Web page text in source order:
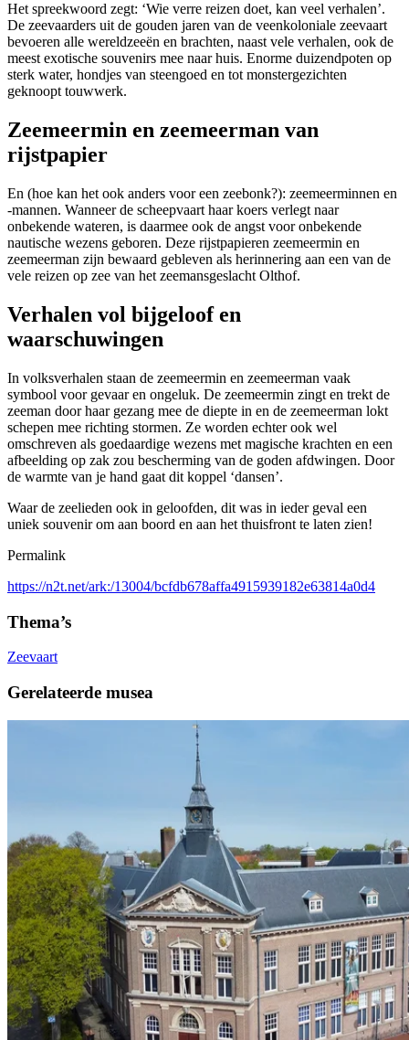
Het spreekwoord zegt: ‘Wie verre reizen doet, kan veel verhalen’.
De zeevaarders uit de gouden jaren van de veenkoloniale zeevaart
bevoeren alle wereldzeeën en brachten, naast vele verhalen, ook de
meest exotische souvenirs mee naar huis. Enorme duizendpoten op
sterk water, hondjes van steengoed en tot monstergezichten
geknoopt touwwerk.
Zeemeermin en zeemeerman van
rijstpapier
En (hoe kan het ook anders voor een zeebonk?): zeemeerminnen en
-mannen. Wanneer de scheepvaart haar koers verlegt naar
onbekende wateren, is daarmee ook de angst voor onbekende
nautische wezens geboren. Deze rijstpapieren zeemeermin en
zeemeerman zijn bewaard gebleven als herinnering aan een van de
vele reizen op zee van het zeemansgeslacht Olthof.
Verhalen vol bijgeloof en
waarschuwingen
In volksverhalen staan de zeemeermin en zeemeerman vaak
symbool voor gevaar en ongeluk. De zeemeermin zingt en trekt de
zeeman door haar gezang mee de diepte in en de zeemeerman lokt
schepen mee richting stormen. Ze worden echter ook wel
omschreven als goedaardige wezens met magische krachten en een
afbeelding op zak zou bescherming van de goden afdwingen. Door
de warmte van je hand gaat dit koppel ‘dansen’.
Waar de zeelieden ook in geloofden, dit was in ieder geval een
uniek souvenir om aan boord en aan het thuisfront te laten zien!
Permalink
https://n2t.net/ark:/13004/bcfdb678affa4915939182e63814a0d4
Thema’s
Zeevaart
Gerelateerde musea